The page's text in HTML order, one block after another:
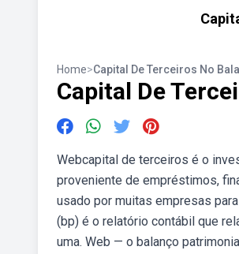
Home>Capital De Terceiros No
Capital De
Webcapital de terceiros é o
proveniente de empréstimos,
usado por muitas empresas
(bp) é o relatório contábil que
uma. Web — o balanço